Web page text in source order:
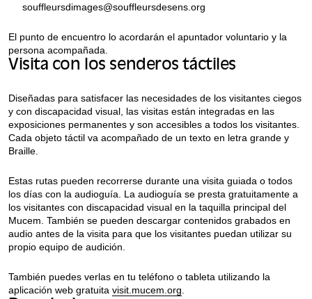
souffleursdimages@souffleursdesens.org
El punto de encuentro lo acordarán el apuntador voluntario y la
persona acompañada.
Visita con los senderos táctiles
Diseñadas para satisfacer las necesidades de los visitantes ciegos
y con discapacidad visual, las visitas están integradas en las
exposiciones permanentes y son accesibles a todos los visitantes.
Cada objeto táctil va acompañado de un texto en letra grande y
Braille.
Estas rutas pueden recorrerse durante una visita guiada o todos
los días con la audioguía. La audioguía se presta gratuitamente a
los visitantes con discapacidad visual en la taquilla principal del
Mucem. También se pueden descargar contenidos grabados en
audio antes de la visita para que los visitantes puedan utilizar su
propio equipo de audición.
También puedes verlas en tu teléfono o tableta utilizando la
aplicación web gratuita visit.mucem.org